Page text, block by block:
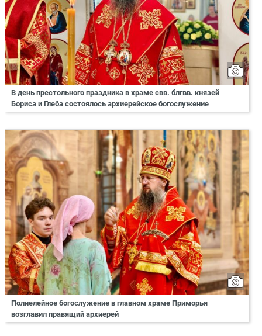
В день престольного праздника в храме свв. блгвв. князей
Бориса и Глеба состоялось архиерейское богослужение
Полиелейное богослужение в главном храме Приморья
возглавил правящий архиерей